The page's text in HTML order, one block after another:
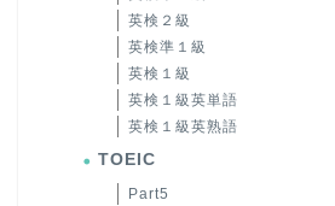
英検２級
英検準１級
英検１級
英検１級英単語
英検１級英熟語
TOEIC
Part5